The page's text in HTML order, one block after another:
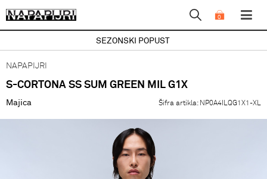
0
SEZONSKI POPUST
NAPAPIJRI
S-CORTONA SS SUM GREEN MIL G1X
Majica Šifra artikla: NP0A4ILQG1X1-XL